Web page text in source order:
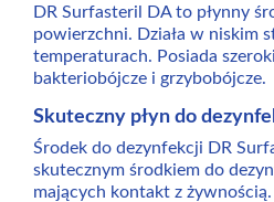
DR Surfasteril DA to płynny
powierzchni. Działa w niskim
temperaturach. Posiada
bakteriobójcze i grzybobójcze.
Skuteczny płyn do
Środek do dezynfekcji DR
skutecznym środkiem do
mających kontakt z